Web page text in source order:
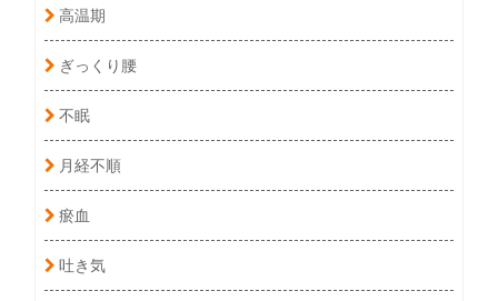
高温期
ぎっくり腰
不眠
月経不順
瘀血
吐き気